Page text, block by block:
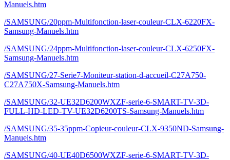
Manuels.htm
/SAMSUNG/20ppm-Multifonction-laser-couleur-CLX-6220FX-
Samsung-Manuels.htm
/SAMSUNG/24ppm-Multifonction-laser-couleur-CLX-6250FX-
Samsung-Manuels.htm
/SAMSUNG/27-Serie7-Moniteur-station-d-accueil-C27A750-
C27A750X-Samsung-Manuels.htm
/SAMSUNG/32-UE32D6200WXZF-serie-6-SMART-TV-3D-
FULL-HD-LED-TV-UE32D6200TS-Samsung-Manuels.htm
/SAMSUNG/35-35ppm-Copieur-couleur-CLX-9350ND-Samsung-
Manuels.htm
/SAMSUNG/40-UE40D6500WXZF-serie-6-SMART-TV-3D-